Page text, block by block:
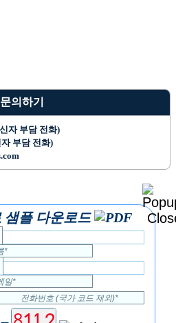
문의하기
자 부담 전화)
부담 전화)
샘플 다운로드